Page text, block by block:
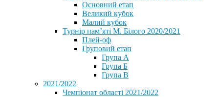
Основний етап
Великий кубок
Малий кубок
Турнір пам’яті М. Білого 2020/2021
Плей-оф
Груповий етап
Група А
Група Б
Група В
2021/2022
Чемпіонат області 2021/2022